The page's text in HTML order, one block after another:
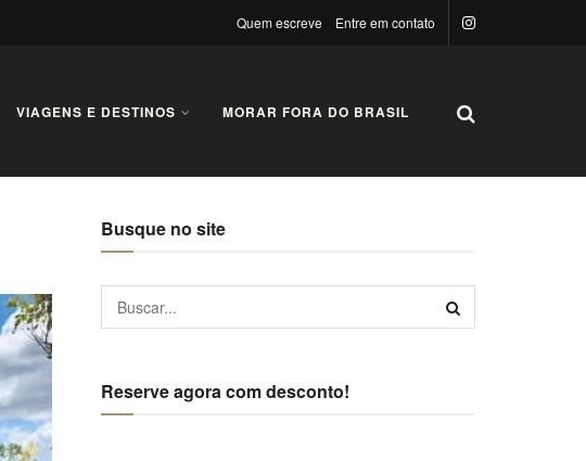
Quem escreve Entre em contato
VIAGENS E DESTINOS MORAR FORA DO BRASIL
Busque no site
Reserve agora com desconto!